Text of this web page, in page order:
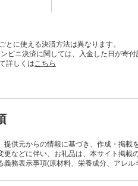
とに使える決済方法は異なります。
ビニ決済に関しては、入金した日が寄付
詳しくはこちら
供元からの情報に基づき、作成・掲載
などに伴い、お礼品は、本サイト掲載
務表示事項(原材料、栄養成分、アレル